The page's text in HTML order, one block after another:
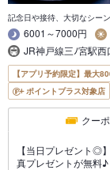
記念日や接待、大切なシー
6001～7000円
JR神戸線三ﾉ宮駅
【アプリ予約限定】最大
ポイントプラス対象店
クー
【当日プレゼント◎
真プレゼントが無料♪